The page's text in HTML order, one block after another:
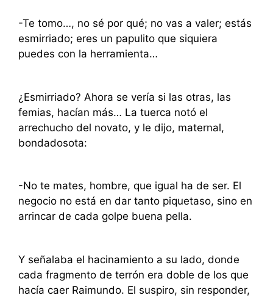
-Te tomo…, no sé por qué; no vas a valer; estás
esmirriado; eres un papulito que siquiera
puedes con la herramienta…
¿Esmirriado? Ahora se vería si las otras, las
femias, hacían más… La tuerca notó el
arrechucho del novato, y le dijo, maternal,
bondadosota:
-No te mates, hombre, que igual ha de ser. El
negocio no está en dar tanto piquetaso, sino en
arrincar de cada golpe buena pella.
Y señalaba el hacinamiento a su lado, donde
cada fragmento de terrón era doble de los que
hacía caer Raimundo. El suspiro, sin responder,